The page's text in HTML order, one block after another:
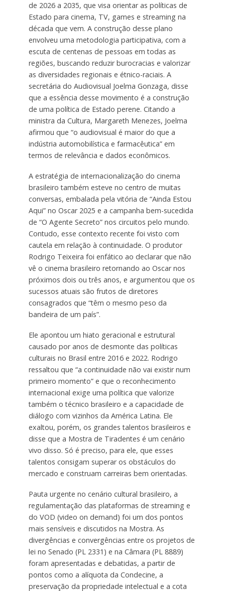
de 2026 a 2035, que visa orientar as políticas de
Estado para cinema, TV, games e streaming na
década que vem. A construção desse plano
envolveu uma metodologia participativa, com a
escuta de centenas de pessoas em todas as
regiões, buscando reduzir burocracias e valorizar
as diversidades regionais e étnico-raciais. A
secretária do Audiovisual Joelma Gonzaga, disse
que a essência desse movimento é a construção
de uma política de Estado perene. Citando a
ministra da Cultura, Margareth Menezes, Joelma
afirmou que “o audiovisual é maior do que a
indústria automobilística e farmacêutica” em
termos de relevância e dados econômicos.
A estratégia de internacionalização do cinema
brasileiro também esteve no centro de muitas
conversas, embalada pela vitória de “Ainda Estou
Aqui” no Oscar 2025 e a campanha bem-sucedida
de “O Agente Secreto” nos circuitos pelo mundo.
Contudo, esse contexto recente foi visto com
cautela em relação à continuidade. O produtor
Rodrigo Teixeira foi enfático ao declarar que não
vê o cinema brasileiro retornando ao Oscar nos
próximos dois ou três anos, e argumentou que os
sucessos atuais são frutos de diretores
consagrados que “têm o mesmo peso da
bandeira de um país”.
Ele apontou um hiato geracional e estrutural
causado por anos de desmonte das políticas
culturais no Brasil entre 2016 e 2022. Rodrigo
ressaltou que “a continuidade não vai existir num
primeiro momento” e que o reconhecimento
internacional exige uma política que valorize
também o técnico brasileiro e a capacidade de
diálogo com vizinhos da América Latina. Ele
exaltou, porém, os grandes talentos brasileiros e
disse que a Mostra de Tiradentes é um cenário
vivo disso. Só é preciso, para ele, que esses
talentos consigam superar os obstáculos do
mercado e construam carreiras bem orientadas.
Pauta urgente no cenário cultural brasileiro, a
regulamentação das plataformas de streaming e
do VOD (video on demand) foi um dos pontos
mais sensíveis e discutidos na Mostra. As
divergências e convergências entre os projetos de
lei no Senado (PL 2331) e na Câmara (PL 8889)
foram apresentadas e debatidas, a partir de
pontos como a alíquota da Condecine, a
preservação da propriedade intelectual e a cota